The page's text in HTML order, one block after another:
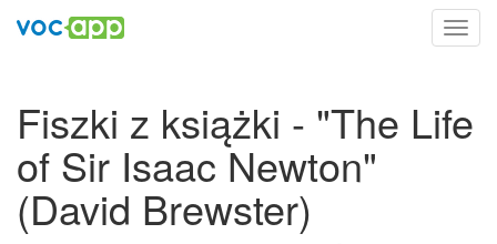
Fiszki z książki - "The Life
of Sir Isaac Newton"
(David Brewster)